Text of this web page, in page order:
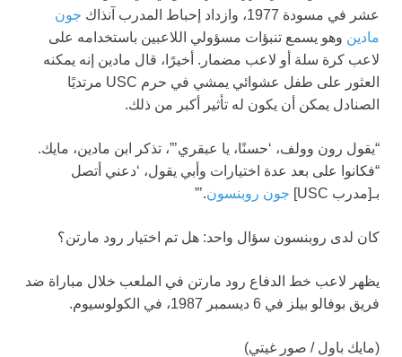
عشر في مسودة 1977، وازداد إحباط المدرب آنذاك
جون
مادين وهو يسمع تنبؤات مسؤولي اللاعبين باستخدامه على
لاعب كرة سلة أو لاعب مضمار. أخيرًا، قال مادين إنه يمكنه
العثور على طفل عشوائي يمشي في حرم USC مرتديًا
الصنادل يمكن أن يكون له تأثير أكبر من ذلك.
“يقول رون وولف، ‘حسنًا، يا عبقري’”، تذكر ابن مادين، مايك.
“فكانوا على بعد عدة اختيارات وأبي يقول، ‘دعني أتصل
بـ[مدرب USC]
جون روبنسون.’”
كان لدى روبنسون سؤال واحد: هل تم اختيار رود مارتن؟
يظهر لاعب خط الدفاع رود مارتن في الملعب خلال مباراة ضد
فريق بوفالو بيلز في 6 ديسمبر 1987، في الكولوسيوم.
(مايك باول / صور غيتي)